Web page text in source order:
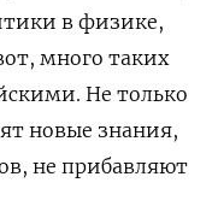
в физике,
много таких
Не только
новые знания,
не прибавляют